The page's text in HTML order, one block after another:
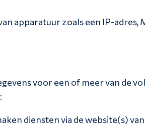
apparatuur zoals een IP-
voor een of meer van de
diensten via de website(s)